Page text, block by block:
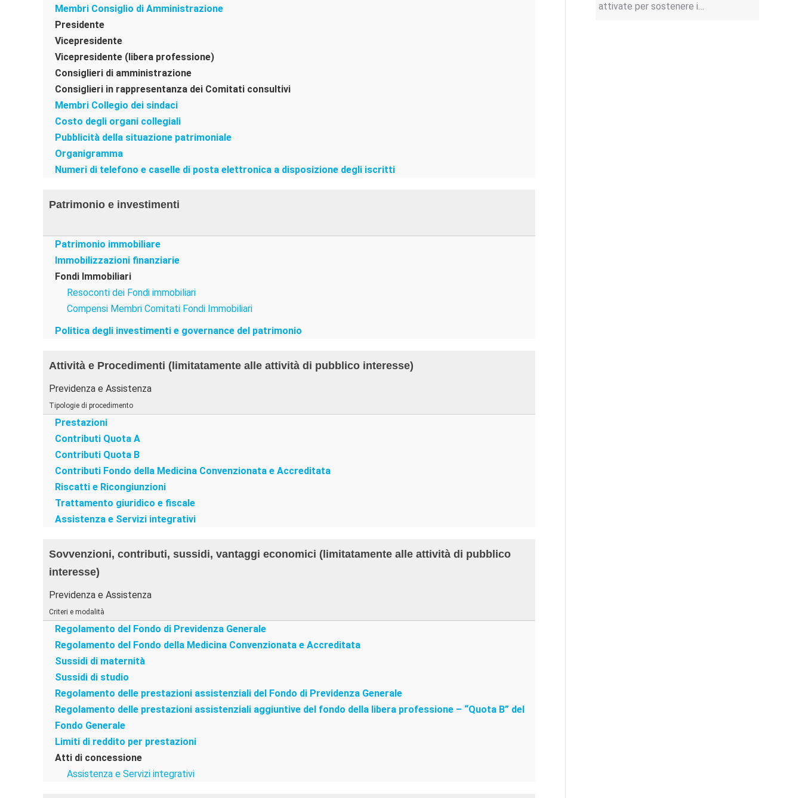
Membri Consiglio di Amministrazione
Presidente
Vicepresidente
Vicepresidente (libera professione)
Consiglieri di amministrazione
Consiglieri in rappresentanza dei Comitati consultivi
Membri Collegio dei sindaci
Costo degli organi collegiali
Pubblicità della situazione patrimoniale
Organigramma
Numeri di telefono e caselle di posta elettronica a disposizione degli iscritti
Patrimonio e investimenti
Patrimonio immobiliare
Immobilizzazioni finanziarie
Fondi Immobiliari
Resoconti dei Fondi immobiliari
Compensi Membri Comitati Fondi Immobiliari
Politica degli investimenti e governance del patrimonio
Attività e Procedimenti (limitatamente alle attività di pubblico interesse)
Previdenza e Assistenza
Tipologie di procedimento
Prestazioni
Contributi Quota A
Contributi Quota B
Contributi Fondo della Medicina Convenzionata e Accreditata
Riscatti e Ricongiunzioni
Trattamento giuridico e fiscale
Assistenza e Servizi integrativi
Sovvenzioni, contributi, sussidi, vantaggi economici (limitatamente alle attività di pubblico
interesse)
Previdenza e Assistenza
Criteri e modalità
Regolamento del Fondo di Previdenza Generale
Regolamento del Fondo della Medicina Convenzionata e Accreditata
Sussidi di maternità
Sussidi di studio
Regolamento delle prestazioni assistenziali del Fondo di Previdenza Generale
Regolamento delle prestazioni assistenziali aggiuntive del fondo della libera professione – “Quota B” del
Fondo Generale
Limiti di reddito per prestazioni
Atti di concessione
Assistenza e Servizi integrativi
attivate per sostenere i…